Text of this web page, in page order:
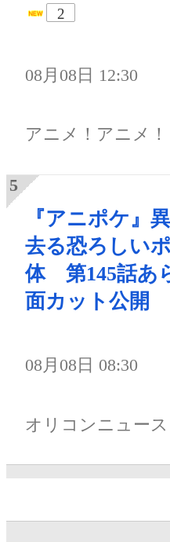
2
08月08日 12:30
アニメ！アニメ！
『アニポケ』
去る恐ろしい
体 第145話あ
面カット公開
08月08日 08:30
オリコンニュース